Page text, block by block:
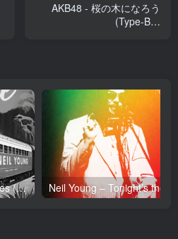
AKB48 - 桜の木になろう
(Type-B) -
Neil Young – Vampire Blues (Live) – Single(054391239303)【24bit／96.0kHz】土耳其区